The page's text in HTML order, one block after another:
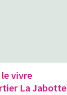
vivre
La Jabotte